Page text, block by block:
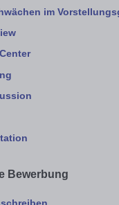
im
Bewerbung